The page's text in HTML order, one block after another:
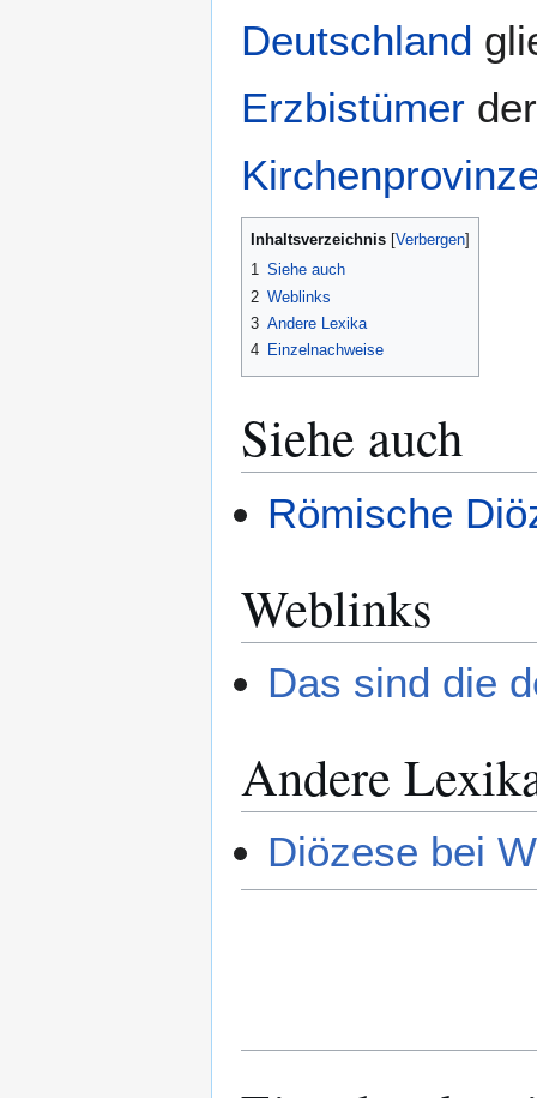
Deutschland
Erzbistümer
Inhaltsverzeichnis
1 Siehe auch
2 Weblinks
3 Andere Lexika
4 Einzelnachweise
Siehe auch
Römische
Weblinks
Das sind die
Andere
Diözese bei